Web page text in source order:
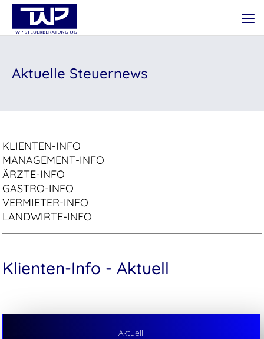
Aktuelle Steuernews
KLIENTEN-INFO
MANAGEMENT-INFO
ÄRZTE-INFO
GASTRO-INFO
VERMIETER-INFO
LANDWIRTE-INFO
Klienten-Info - Aktuell
Aktuell